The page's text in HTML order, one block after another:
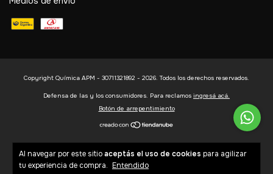
Al navegar por este sitioaceptás el uso de cookies para agilizar
tu experiencia de compra. Entendido
Copyright Química APM - 30711321892 - 2026. Todos los derechos reservados.
Defensa de las y los consumidores. Para reclamos ingresá acá.
Botón de arrepentimiento